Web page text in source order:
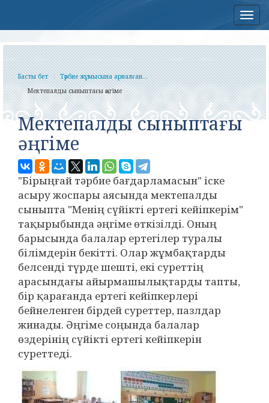
Басты бет
Тәрбие жұмысына арналған...
Мектепалды сыныптағы әңгіме
Мектепалды сыныптағы
әңгіме
"Бірыңғай тәрбие бағдарламасын" іске
асыру жоспары аясында мектепалды
сыныпта "Менің сүйікті ертегі кейіпкерім"
тақырыбында әңгіме өткізілді. Оның
барысында балалар ертегілер туралы
білімдерін бекітті. Олар жұмбақтарды
белсенді түрде шешті, екі суреттің
арасындағы айырмашылықтарды тапты,
бір қарағанда ертегі кейіпкерлері
бейнеленген бірдей суреттер, пазлдар
жинады. Әңгіме соңында балалар
өздерінің сүйікті ертегі кейіпкерін
суреттеді.